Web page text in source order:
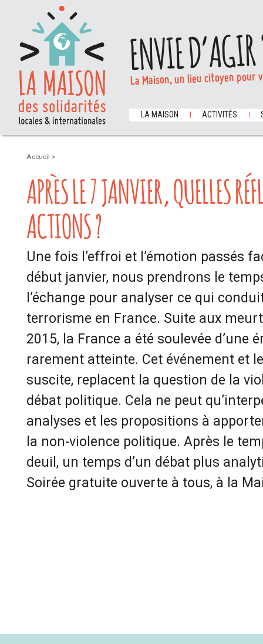
ENVIE
La Maison, un lieu citoyen
LA MAISON ACTIVITÉS
Accueil >
APRÈS LE 7 JANVIER, QUELLES
ACTIONS ?
Une fois l’effroi et l’émotion passés
début janvier, nous prendrons le
l’échange pour analyser ce qui
terrorisme en France. Suite aux
2015, la France a été soulevée d’une
rarement atteinte. Cet événement et
suscite, replacent la question de la
débat politique. Cela ne peut
analyses et les propositions à
la non-violence politique. Après le
deuil, un temps d’un débat plus
Soirée gratuite ouverte à tous, à la